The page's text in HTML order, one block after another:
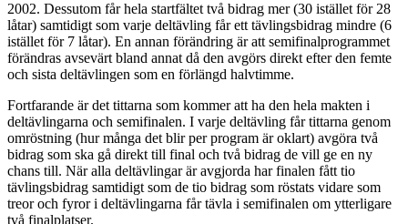
2002. Dessutom får hela startfältet två bidrag mer (30 istället för 28
låtar) samtidigt som varje deltävling får ett tävlingsbidrag mindre (6
istället för 7 låtar). En annan förändring är att semifinalprogrammet
förändras avsevärt bland annat då den avgörs direkt efter den femte
och sista deltävlingen som en förlängd halvtimme.
Fortfarande är det tittarna som kommer att ha den hela makten i
deltävlingarna och semifinalen. I varje deltävling får tittarna genom
omröstning (hur många det blir per program är oklart) avgöra två
bidrag som ska gå direkt till final och två bidrag de vill ge en ny
chans till. När alla deltävlingar är avgjorda har finalen fått tio
tävlingsbidrag samtidigt som de tio bidrag som röstats vidare som
treor och fyror i deltävlingarna får tävla i semifinalen om ytterligare
två finalplatser.